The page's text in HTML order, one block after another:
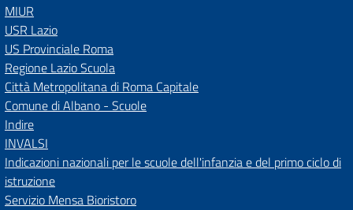
MIUR
USR Lazio
US Provinciale Roma
Regione Lazio Scuola
Città Metropolitana di Roma Capitale
Comune di Albano - Scuole
Indire
INVALSI
Indicazioni nazionali per le scuole dell'infanzia e del primo ciclo di
istruzione
Servizio Mensa Bioristoro